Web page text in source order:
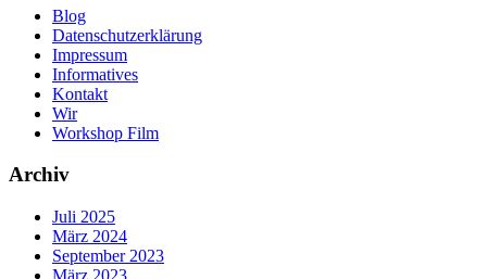
Blog
Datenschutzerklärung
Impressum
Informatives
Kontakt
Wir
Workshop Film
Archiv
Juli 2025
März 2024
September 2023